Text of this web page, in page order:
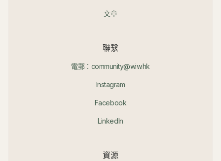
文章
聯繫
電郵：community@wiw.hk
Instagram
Facebook
LinkedIn
資源